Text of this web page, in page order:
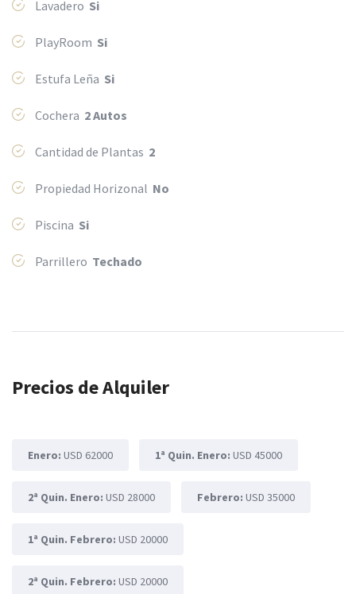
Lavadero Si
PlayRoom Si
Estufa Leña Si
Cochera 2 Autos
Cantidad de Plantas 2
Propiedad Horizonal No
Piscina Si
Parrillero Techado
Precios de Alquiler
Enero: USD 62000 1ª Quin. Enero: USD 45000
2ª Quin. Enero: USD 28000 Febrero: USD 35000
1ª Quin. Febrero: USD 20000
2ª Quin. Febrero: USD 20000